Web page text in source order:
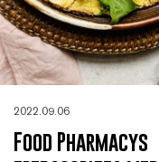
2022.09.06
Food Pharmacys